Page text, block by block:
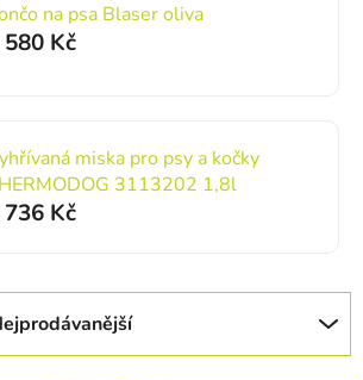
na psa Blaser oliva
580 Kč
miska pro psy a kočky
3113202 1,8l
736 Kč